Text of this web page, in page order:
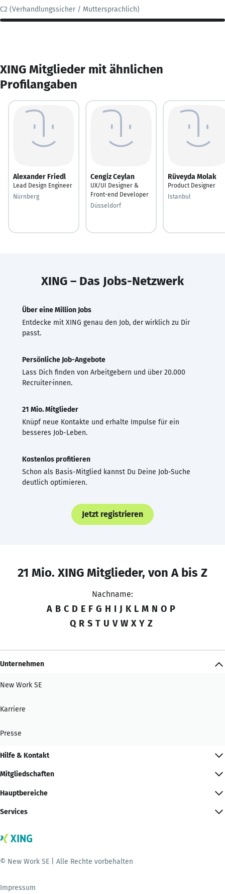
C2 (Verhandlungssicher / Muttersprachlich)
XING Mitglieder mit ähnlichen
Profilangaben
Alexander Friedl
Lead Design Engineer
Nürnberg
Cengiz Ceylan
UX/UI Designer &
Front-end Developer
Düsseldorf
Rüveyda Molak
Product Designer
Istanbul
XING – Das Jobs-Netzwerk
Über eine Million Jobs
Entdecke mit XING genau den Job, der wirklich zu Dir
passt.
Persönliche Job-Angebote
Lass Dich finden von Arbeitgebern und über 20.000
Recruiter·innen.
21 Mio. Mitglieder
Knüpf neue Kontakte und erhalte Impulse für ein
besseres Job-Leben.
Kostenlos profitieren
Schon als Basis-Mitglied kannst Du Deine Job-Suche
deutlich optimieren.
Jetzt registrieren
21 Mio. XING Mitglieder, von A bis Z
Nachname:
A B C D E F G H I J K L M N O P
Q R S T U V W X Y Z
Unternehmen
New Work SE
Karriere
Presse
Hilfe & Kontakt
Mitgliedschaften
Hauptbereiche
Services
© New Work SE | Alle Rechte vorbehalten
Impressum